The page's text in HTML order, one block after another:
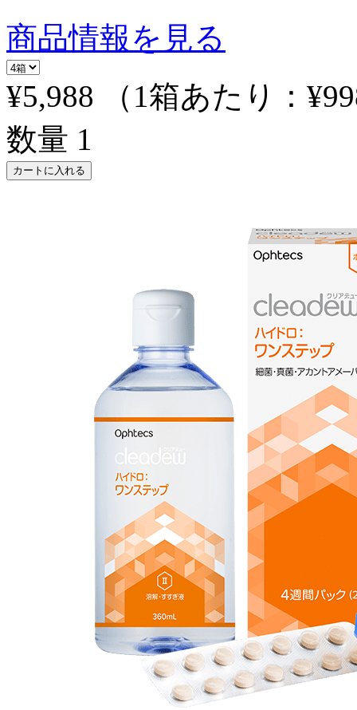
商品情報を見る
¥5,988
（1箱あたり：
数量 1
カートに入れる